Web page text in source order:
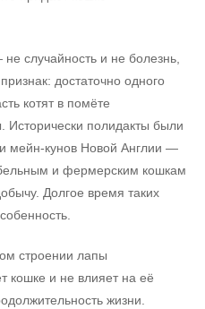
случайность и не болезнь,
достаточно одного
котят в помёте
полидакты были
мейн-кунов Новой Англии —
и фермерским кошкам
Долгое время таких
строении лапы
кошке и не влияет на её
жизни.